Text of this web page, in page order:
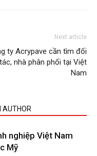
Next article
ty Acrypave cần tìm đối
tác, nhà phân phối tại Việt
Nam
AUTHOR
nghiệp Việt Nam
Mỹ